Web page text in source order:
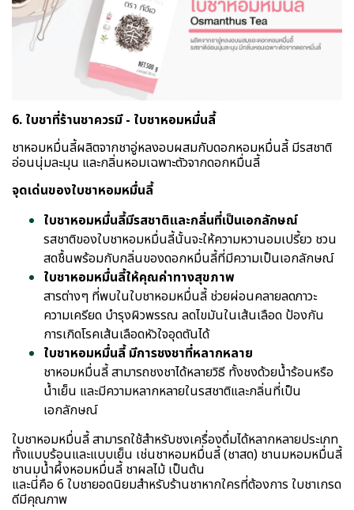
6. ใบชาที่ร้านชาควรมี - ใบชาหอมหมื่นลี้
ชาหอมหมื่นลี้ผลิตจากชาอู่หลงอบผสมกับดอกหอมหมื่นลี้ มีรสชาติ
อ่อนนุ่มละมุน และกลิ่นหอมเฉพาะตัวจากดอกหมื่นลี้
จุดเด่นของใบชาหอมหมื่นลี้
ใบชาหอมหมื่นลี้มีรสชาติและกลิ่นที่เป็นเอกลักษณ์
รสชาติของใบชาหอมหมื่นลี้นั้นจะให้ความหวานอมเปรี้ยว ชวน
สดชื้นพร้อมกับกลิ่นของดอกหมื่นลี้ที่มีความเป็นเอกลักษณ์
ใบชาหอมหมื่นลี้ให้คุณค่าทางสุขภาพ
สารต่างๆ ที่พบในใบชาหอมหมื่นลี้ ช่วยผ่อนคลายลดภาวะ
ความเครียด บำรุงผิวพรรณ ลดไขมันในเส้นเลือด ป้องกัน
การเกิดโรคเส้นเลือดหัวใจอุดตันได้
ใบชาหอมหมื่นลี้ มีการชงชาที่หลากหลาย
ชาหอมหมื่นลี้ สามารถชงชาได้หลายวิธี ทั้งชงด้วยน้ำร้อนหรือ
น้ำเย็น และมีความหลากหลายในรสชาติและกลิ่นที่เป็น
เอกลักษณ์
ใบชาหอมหมื่นลี้ สามารถใช้สำหรับชงเครื่องดื่มได้หลากหลายประเภท
ทั้งแบบร้อนและแบบเย็น เช่นชาหอมหมื่นลี้ (ชาสด) ชานมหอมหมื่นลี้
ชานมน้ำผึ้งหอมหมื่นลี้ ชาผลไม้ เป็นต้น
และนี่คือ 6 ใบชายอดนิยมสำหรับร้านชาหากใครที่ต้องการ ใบชาเกรด
ดีมีคุณภาพ